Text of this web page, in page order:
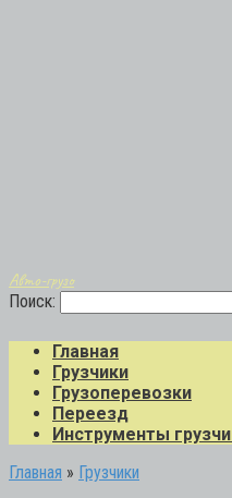
Авто-грузо
Поиск:
Главная
Грузчики
Грузоперевозки
Переезд
Инструменты
Главная » Грузчики